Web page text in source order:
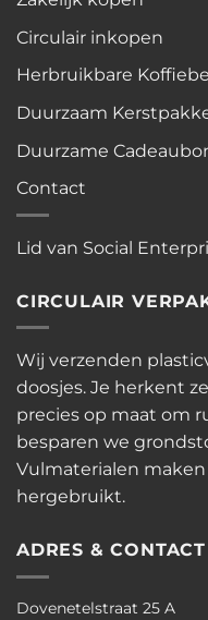
Circulair inkopen
Herbruikbare
Duurzaam
Duurzame
Contact
Lid van Social
CIRCULAIR
Wij verzenden
doosjes. Je herkent
precies op maat om
besparen we
Vulmaterialen
hergebruikt.
ADRES & CONTACT
Dovenetelstraat 25 A